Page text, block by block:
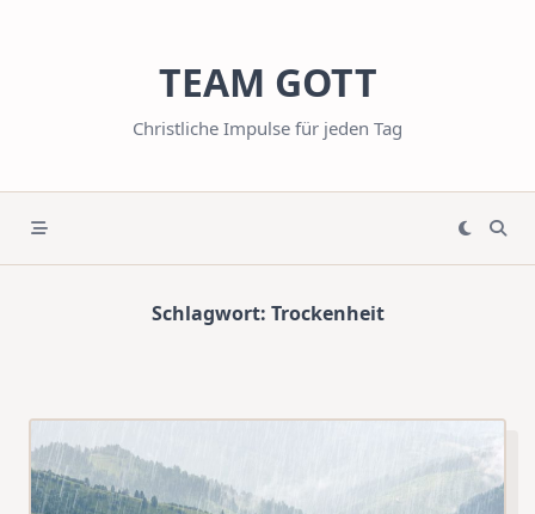
TEAM GOTT
Christliche Impulse für jeden Tag
Schlagwort: Trockenheit